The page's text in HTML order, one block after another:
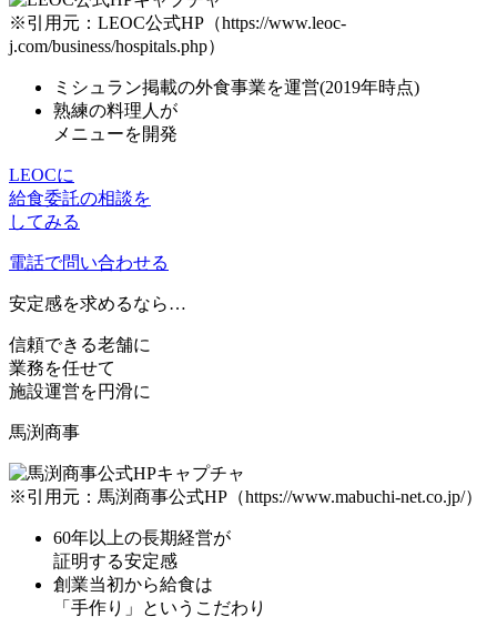
※引用元：LEOC公式HP（https://www.leoc-
j.com/business/hospitals.php）
ミシュラン掲載の外食事業を運営(2019年時点)
熟練の料理人 が
メニューを開発
LEOCに
給食委託の相談を
してみる
電話で問い合わせる
安定感を求めるなら…
信頼できる老舗に
業務を任せて
施設運営を円滑に
馬渕商事
※引用元：馬渕商事公式HP（https://www.mabuchi-net.co.jp/）
60年以上の長期経営が
証明する安定感
創業当初から給食は
「手作り」というこだわり